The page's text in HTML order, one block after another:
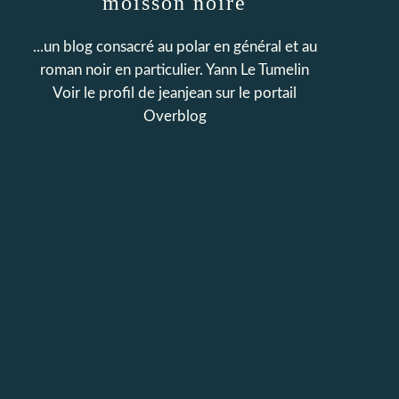
...un blog consacré au polar en général et au
roman noir en particulier. Yann Le Tumelin
Voir le profil de jeanjean sur le portail
Overblog